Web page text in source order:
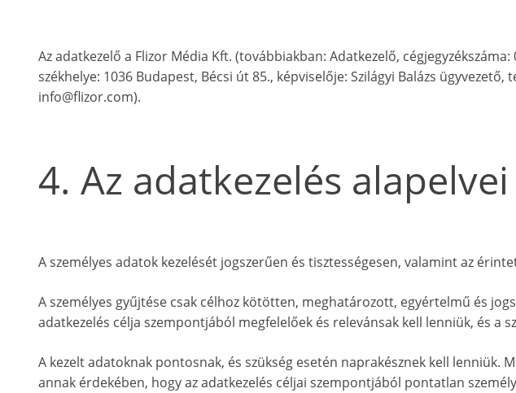
Az adatkezelő a Flizor Média Kft. (továbbiakban: Adatkezelő, cégjegyzékszáma:
székhelye: 1036 Budapest, Bécsi út 85., képviselője: Szilágyi Balázs ügyvezető,
info@flizor.com).
4. Az adatkezelés alapelvei
A személyes adatok kezelését jogszerűen és tisztességesen, valamint az
A személyes gyűjtése csak célhoz kötötten, meghatározott, egyértelmű és
adatkezelés célja szempontjából megfelelőek és relevánsak kell lenniük, és a
A kezelt adatoknak pontosnak, és szükség esetén naprakésznek kell lenniük.
annak érdekében, hogy az adatkezelés céljai szempontjából pontatlan